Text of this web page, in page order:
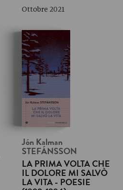
Ottobre 2021
Jón Kalman
STEFÁNSSON
LA PRIMA VOLTA CHE
IL DOLORE MI SALVÒ
LA VITA - POESIE